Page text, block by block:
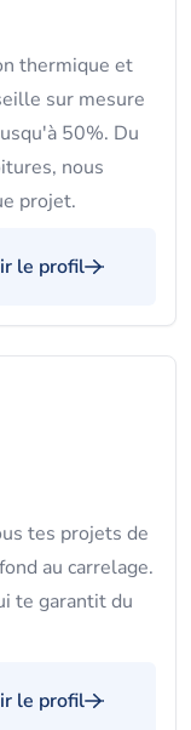
thermique et
sur mesure
50%. Du
nous
projet.
le profil
tes projets de
au carrelage.
te garantit du
le profil